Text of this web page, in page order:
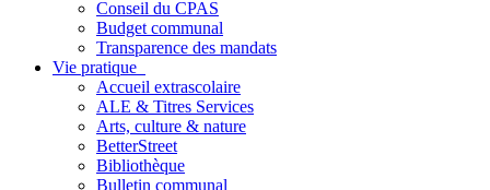
Conseil du CPAS
Budget communal
Transparence des mandats
Vie pratique
Accueil extrascolaire
ALE & Titres Services
Arts, culture & nature
BetterStreet
Bibliothèque
Bulletin communal